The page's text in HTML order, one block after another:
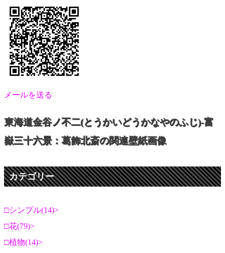
メールを送る
東海道金谷ノ不二(とうかいどうかなやのふじ)-富
嶽三十六景：葛飾北斎の関連壁紙画像
カテゴリー
シンプル(14)
花(79)
植物(14)